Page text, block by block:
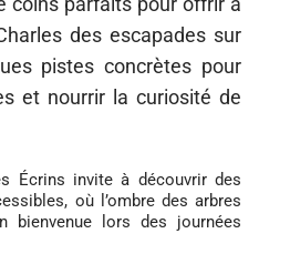
des escapades sur
pistes concrètes pour
et nourrir la curiosité de
Écrins invite à découvrir des
où l’ombre des arbres
bienvenue lors des journées